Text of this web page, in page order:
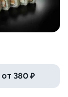
от 380 ₽